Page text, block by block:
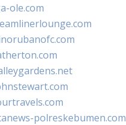
ole.com
polreskebumen.com